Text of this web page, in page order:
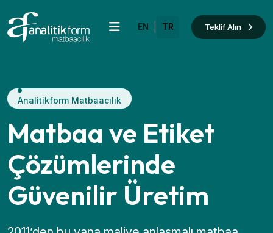
EN TR Teklif Alın
Analitikform Matbaacılık
Matbaa ve Etiket
Çözümlerinde
Güvenilir Üretim